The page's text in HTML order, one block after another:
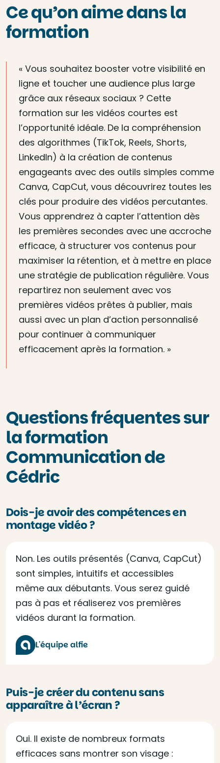
Ce qu’on aime dans la
formation
« Vous souhaitez booster votre visibilité en
ligne et toucher une audience plus large
grâce aux réseaux sociaux ? Cette
formation sur les vidéos courtes est
l’opportunité idéale. De la compréhension
des algorithmes (TikTok, Reels, Shorts,
LinkedIn) à la création de contenus
engageants avec des outils simples comme
Canva, CapCut, vous découvrirez toutes les
clés pour produire des vidéos percutantes.
Vous apprendrez à capter l’attention dès
les premières secondes avec une accroche
efficace, à structurer vos contenus pour
maximiser la rétention, et à mettre en place
une stratégie de publication régulière. Vous
repartirez non seulement avec vos
premières vidéos prêtes à publier, mais
aussi avec un plan d’action personnalisé
pour continuer à communiquer
efficacement après la formation. »
Questions fréquentes sur
la formation
Communication de
Cédric
Dois-je avoir des compétences en
montage vidéo ?
Non. Les outils présentés (Canva, CapCut)
sont simples, intuitifs et accessibles
même aux débutants. Vous serez guidé
pas à pas et réaliserez vos premières
vidéos durant la formation.
L'équipe alfie
Puis-je créer du contenu sans
apparaître à l’écran ?
Oui. Il existe de nombreux formats
efficaces sans montrer son visage :